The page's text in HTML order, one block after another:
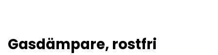
Gasdämpare, rostfri